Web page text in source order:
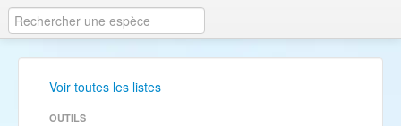
Voir toutes les listes
OUTILS